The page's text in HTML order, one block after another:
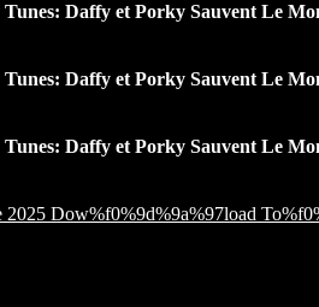
Tunes: Daffy et Porky Sauvent Le
Tunes: Daffy et Porky Sauvent Le
Tunes: Daffy et Porky Sauvent Le
2025 Dow%f0%9d%9a%97load